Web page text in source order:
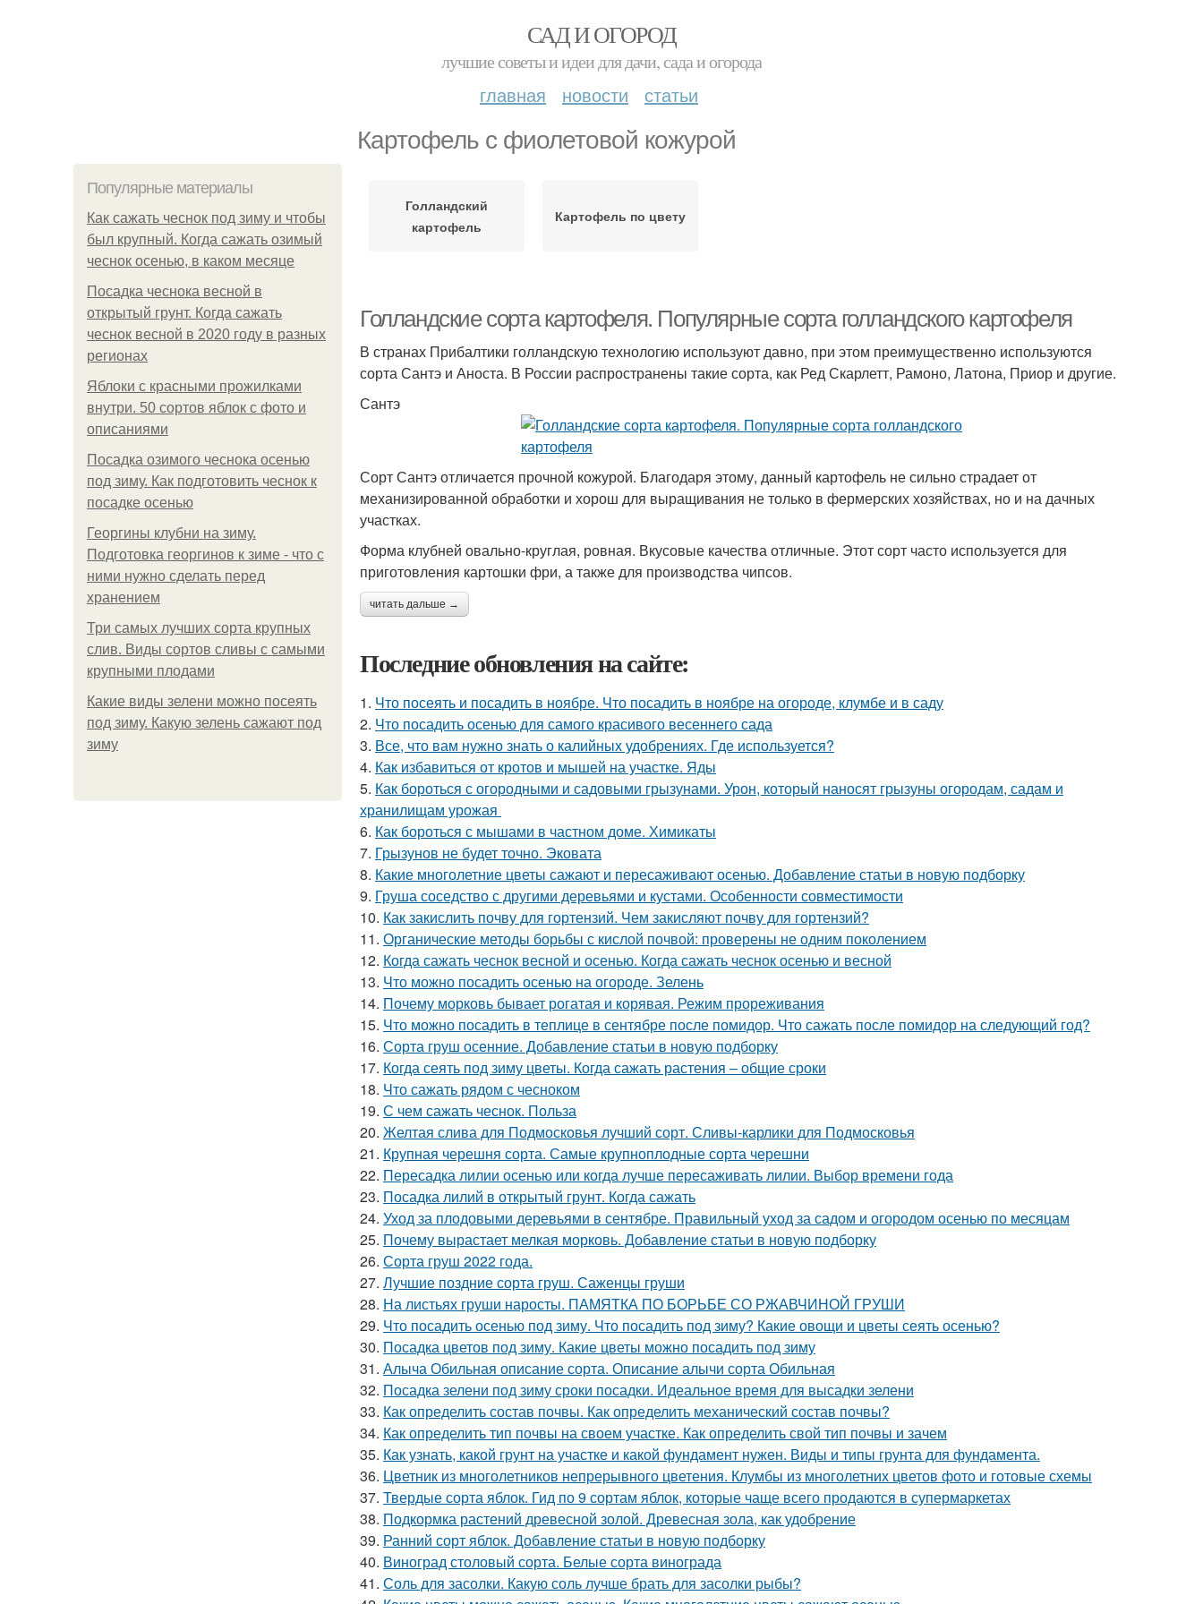
САД И ОГОРОД
лучшие советы и идеи для дачи, сада и огорода
главная новости статьи
Картофель с фиолетовой кожурой
Популярные материалы
Как сажать чеснок под зиму и чтобы
был крупный. Когда сажать озимый
чеснок осенью, в каком месяце
Посадка чеснока весной в
открытый грунт. Когда сажать
чеснок весной в 2020 году в разных
регионах
Яблоки с красными прожилками
внутри. 50 сортов яблок с фото и
описаниями
Посадка озимого чеснока осенью
под зиму. Как подготовить чеснок к
посадке осенью
Георгины клубни на зиму.
Подготовка георгинов к зиме - что с
ними нужно сделать перед
хранением
Три самых лучших сорта крупных
слив. Виды сортов сливы с самыми
крупными плодами
Какие виды зелени можно посеять
под зиму. Какую зелень сажают под
зиму
Голландский
картофель
Картофель по цвету
Голландские сорта картофеля. Популярные сорта голландского картофеля
В странах Прибалтики голландскую технологию используют давно, при этом преимущественно используются
сорта Сантэ и Аноста. В России распространены такие сорта, как Ред Скарлетт, Рамоно, Латона, Приор и другие.
Сантэ
Сорт Сантэ отличается прочной кожурой. Благодаря этому, данный картофель не сильно страдает от
механизированной обработки и хорош для выращивания не только в фермерских хозяйствах, но и на дачных
участках.
Форма клубней овально-круглая, ровная. Вкусовые качества отличные. Этот сорт часто используется для
приготовления картошки фри, а также для производства чипсов.
читать дальше →
Последние обновления на сайте:
1. Что посеять и посадить в ноябре. Что посадить в ноябре на огороде, клумбе и в саду
2. Что посадить осенью для самого красивого весеннего сада
3. Все, что вам нужно знать о калийных удобрениях. Где используется?
4. Как избавиться от кротов и мышей на участке. Яды
5. Как бороться с огородными и садовыми грызунами. Урон, который наносят грызуны огородам, садам и
хранилищам урожая
6. Как бороться с мышами в частном доме. Химикаты
7. Грызунов не будет точно. Эковата
8. Какие многолетние цветы сажают и пересаживают осенью. Добавление статьи в новую подборку
9. Груша соседство с другими деревьями и кустами. Особенности совместимости
10. Как закислить почву для гортензий. Чем закисляют почву для гортензий?
11. Органические методы борьбы с кислой почвой: проверены не одним поколением
12. Когда сажать чеснок весной и осенью. Когда сажать чеснок осенью и весной
13. Что можно посадить осенью на огороде. Зелень
14. Почему морковь бывает рогатая и корявая. Режим прореживания
15. Что можно посадить в теплице в сентябре после помидор. Что сажать после помидор на следующий год?
16. Сорта груш осенние. Добавление статьи в новую подборку
17. Когда сеять под зиму цветы. Когда сажать растения – общие сроки
18. Что сажать рядом с чесноком
19. С чем сажать чеснок. Польза
20. Желтая слива для Подмосковья лучший сорт. Сливы-карлики для Подмосковья
21. Крупная черешня сорта. Самые крупноплодные сорта черешни
22. Пересадка лилии осенью или когда лучше пересаживать лилии. Выбор времени года
23. Посадка лилий в открытый грунт. Когда сажать
24. Уход за плодовыми деревьями в сентябре. Правильный уход за садом и огородом осенью по месяцам
25. Почему вырастает мелкая морковь. Добавление статьи в новую подборку
26. Сорта груш 2022 года.
27. Лучшие поздние сорта груш. Саженцы груши
28. На листьях груши наросты. ПАМЯТКА ПО БОРЬБЕ СО РЖАВЧИНОЙ ГРУШИ
29. Что посадить осенью под зиму. Что посадить под зиму? Какие овощи и цветы сеять осенью?
30. Посадка цветов под зиму. Какие цветы можно посадить под зиму
31. Алыча Обильная описание сорта. Описание алычи сорта Обильная
32. Посадка зелени под зиму сроки посадки. Идеальное время для высадки зелени
33. Как определить состав почвы. Как определить механический состав почвы?
34. Как определить тип почвы на своем участке. Как определить свой тип почвы и зачем
35. Как узнать, какой грунт на участке и какой фундамент нужен. Виды и типы грунта для фундамента.
36. Цветник из многолетников непрерывного цветения. Клумбы из многолетних цветов фото и готовые схемы
37. Твердые сорта яблок. Гид по 9 сортам яблок, которые чаще всего продаются в супермаркетах
38. Подкормка растений древесной золой. Древесная зола, как удобрение
39. Ранний сорт яблок. Добавление статьи в новую подборку
40. Виноград столовый сорта. Белые сорта винограда
41. Соль для засолки. Какую соль лучше брать для засолки рыбы?